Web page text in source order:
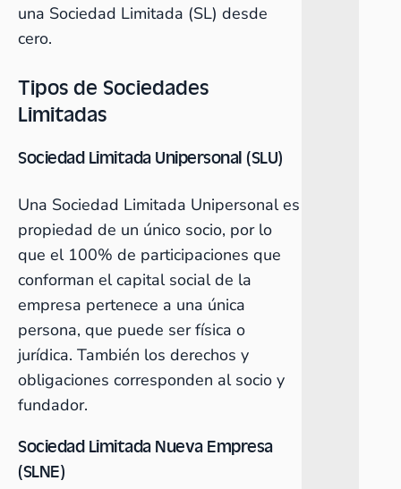
una Sociedad Limitada (SL) desde
cero.
Tipos de Sociedades
Limitadas
Sociedad Limitada Unipersonal (SLU)
Una Sociedad Limitada Unipersonal es
propiedad de un único socio, por lo
que el 100% de participaciones que
conforman el capital social de la
empresa pertenece a una única
persona, que puede ser física o
jurídica. También los derechos y
obligaciones corresponden al socio y
fundador.
Sociedad Limitada Nueva Empresa
(SLNE)